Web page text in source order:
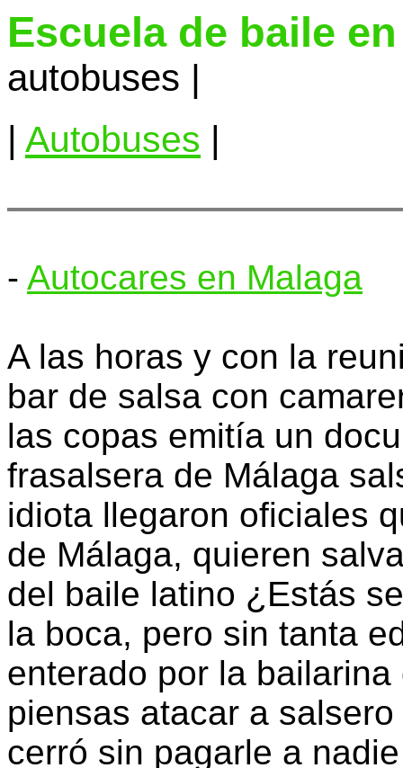
Escuela de baile
autobuses |
Autobuses
- Autocares en Malaga
A las horas y con la
bar de salsa con
las copas emitía un
frasalsera de Málaga
idiota llegaron oficiales
de Málaga, quieren
del baile latino ¿Estás
la boca, pero sin tanta
enterado por la
piensas atacar a
cerró sin pagarle a